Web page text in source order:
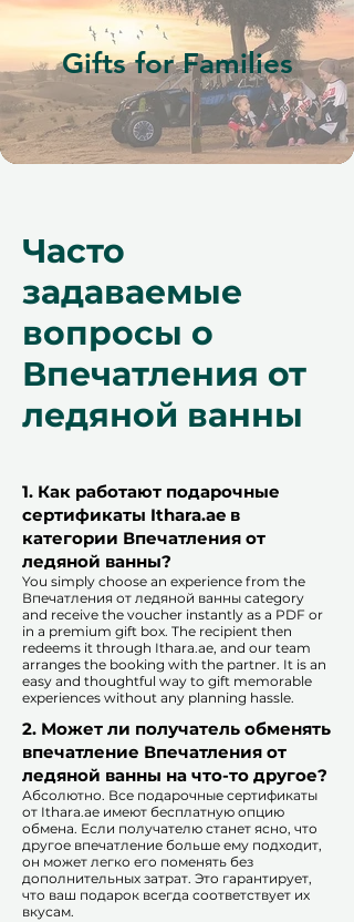
Gifts for Families
Часто
задаваемые
вопросы о
Впечатления от
ледяной ванны
1. Как работают подарочные
сертификаты Ithara.ae в
категории Впечатления от
ледяной ванны?
You simply choose an experience from the
Впечатления от ледяной ванны category
and receive the voucher instantly as a PDF or
in a premium gift box. The recipient then
redeems it through Ithara.ae, and our team
arranges the booking with the partner. It is an
easy and thoughtful way to gift memorable
experiences without any planning hassle.
2. Может ли получатель обменять
впечатление Впечатления от
ледяной ванны на что-то другое?
Абсолютно. Все подарочные сертификаты
от Ithara.ae имеют бесплатную опцию
обмена. Если получателю станет ясно, что
другое впечатление больше ему подходит,
он может легко его поменять без
дополнительных затрат. Это гарантирует,
что ваш подарок всегда соответствует их
вкусам.